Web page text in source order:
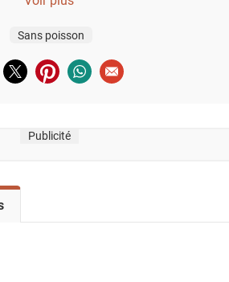
Sans poisson
sur facebook
Partager sur twitter
Partager sur pinterest
Partager sur whatsapp
Envoyer à un ami
Publicité